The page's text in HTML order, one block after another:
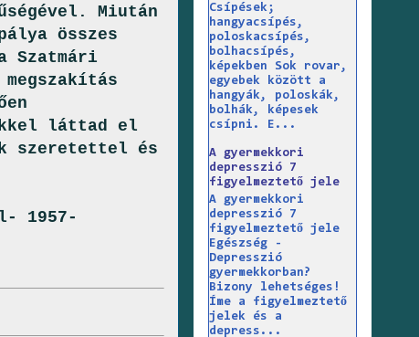
Miután
összes
Szatmári
láttad el
szeretettel és
1957-
Csípések;
hangyacsípés,
poloskacsípés,
bolhacsípés,
képekben Sok rovar,
egyebek között a
hangyák, poloskák,
bolhák, képesek
csípni. E...
A gyermekkori
depresszió 7
figyelmeztető jele
A gyermekkori
depresszió 7
figyelmeztető jele
Egészség -
Depresszió
gyermekkorban?
Bizony lehetséges!
Íme a figyelmeztető
jelek és a
depress...